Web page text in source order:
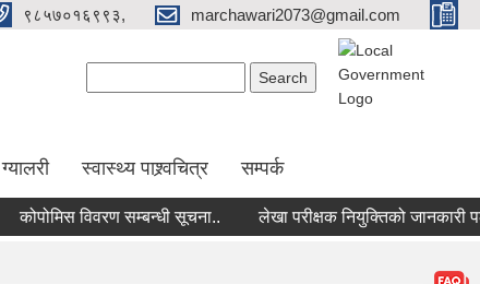
९८५७०१६९९३, marchawari2073@gmail.com
ग्यालरी स्वास्थ्य पाश्र्वचित्र सम्पर्क
कोपोमिस विवरण सम्बन्धी सूचना.. लेखा परीक्षक नियुक्तिको जानकारी